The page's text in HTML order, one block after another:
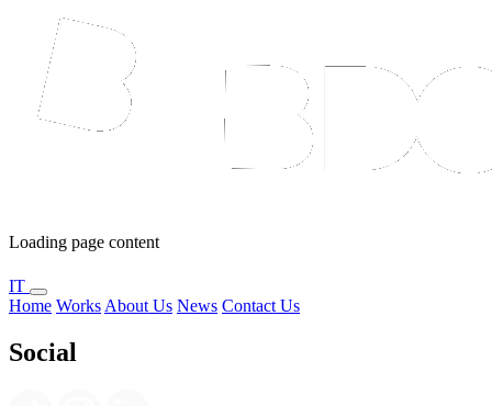
Loading page content
IT
Home Works About Us News Contact Us
Social